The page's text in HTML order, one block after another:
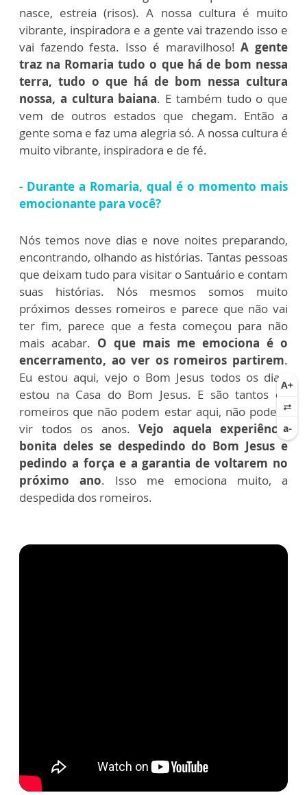
nasce, estreia (risos). A nossa cultura é muito
vibrante, inspiradora e a gente vai trazendo isso e
vai fazendo festa. Isso é maravilhoso!A gente
traz na Romaria tudo o que há de bom nessa
terra, tudo o que há de bom nessa cultura
nossa, a cultura baiana. E também tudo o que
vem de outros estados que chegam. Então a
gente soma e faz uma alegria só. A nossa cultura é
muito vibrante, inspiradora e de fé.
- Durante a Romaria, qual é o momento mais
emocionante para você?
Nós temos nove dias e nove noites preparando,
encontrando, olhando as histórias. Tantas pessoas
que deixam tudo para visitar o Santuário e contam
suas histórias. Nós mesmos somos muito
próximos desses romeiros e parece que não vai
ter fim, parece que a festa começou para não
mais acabar. O que mais me emociona é o
encerramento, ao ver os romeiros partirem.
Eu estou aqui, vejo o Bom Jesus todos os dias,
estou na Casa do Bom Jesus. E são tantos os
romeiros que não podem estar aqui, não podem
vir todos os anos. Vejo aquela experiência
bonita deles se despedindo do Bom Jesus e
pedindo a força e a garantia de voltarem no
próximo ano. Isso me emociona muito, a
despedida dos romeiros.